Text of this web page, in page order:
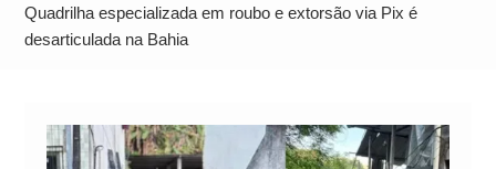
Alto
Quadrilha especializada em roubo e extorsão via Pix é
desarticulada na Bahia